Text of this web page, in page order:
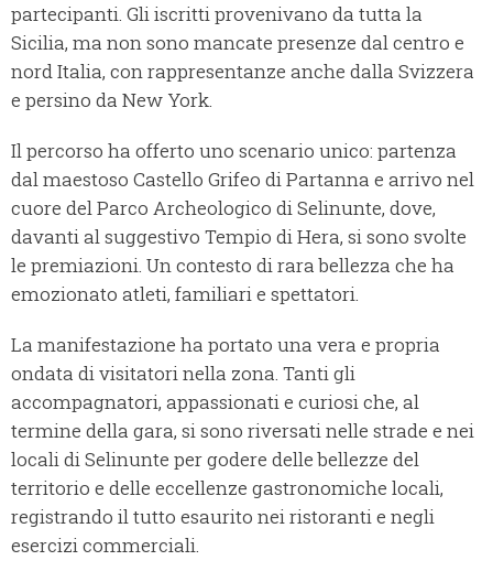
partecipanti. Gli iscritti provenivano da tutta la
Sicilia, ma non sono mancate presenze dal centro e
nord Italia, con rappresentanze anche dalla Svizzera
e persino da New York.
Il percorso ha offerto uno scenario unico: partenza
dal maestoso Castello Grifeo di Partanna e arrivo nel
cuore del Parco Archeologico di Selinunte, dove,
davanti al suggestivo Tempio di Hera, si sono svolte
le premiazioni. Un contesto di rara bellezza che ha
emozionato atleti, familiari e spettatori.
La manifestazione ha portato una vera e propria
ondata di visitatori nella zona. Tanti gli
accompagnatori, appassionati e curiosi che, al
termine della gara, si sono riversati nelle strade e nei
locali di Selinunte per godere delle bellezze del
territorio e delle eccellenze gastronomiche locali,
registrando il tutto esaurito nei ristoranti e negli
esercizi commerciali.